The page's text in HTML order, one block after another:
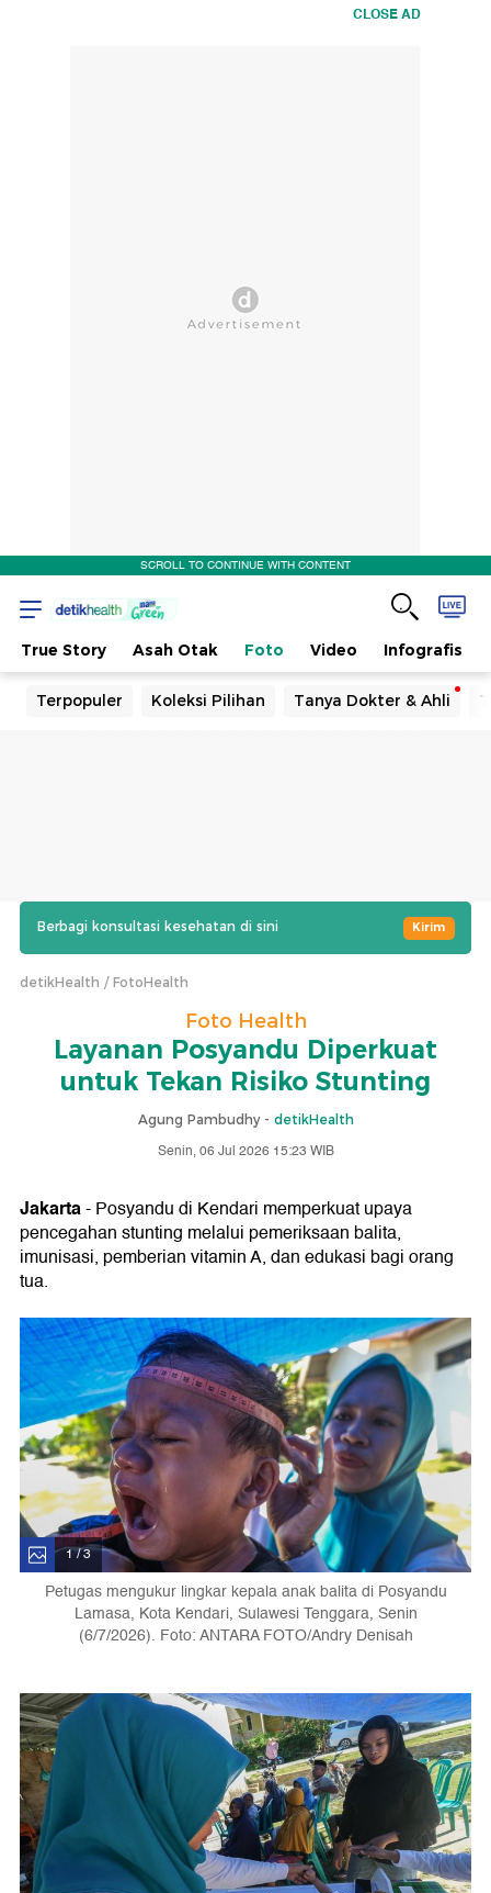
CLOSE AD
SCROLL TO CONTINUE WITH CONTENT
True Story Asah Otak Foto Video Infografis
Terpopuler Koleksi Pilihan Tanya Dokter & Ahli
Berbagi konsultasi kesehatan di sini Kirim
detikHealth FotoHealth
Foto Health
Layanan Posyandu Diperkuat
untuk Tekan Risiko Stunting
Agung Pambudhy - detikHealth
Senin, 06 Jul 2026 15:23 WIB
Jakarta- Posyandu di Kendari memperkuat upaya
pencegahan stunting melalui pemeriksaan balita,
imunisasi, pemberian vitamin A, dan edukasi bagi orang
tua.
1 / 3
Petugas mengukur lingkar kepala anak balita di Posyandu
Lamasa, Kota Kendari, Sulawesi Tenggara, Senin
(6/7/2026). Foto: ANTARA FOTO/Andry Denisah